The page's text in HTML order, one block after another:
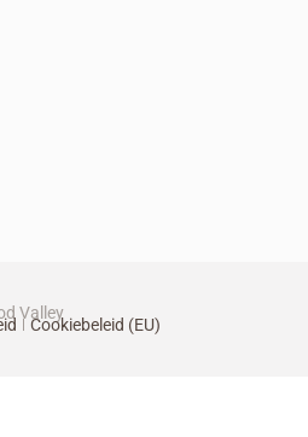
Valley
Cookiebeleid (EU)